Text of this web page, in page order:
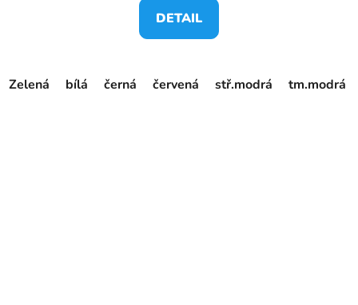
DETAIL
Zelená bílá černá červená stř.modrá tm.modrá